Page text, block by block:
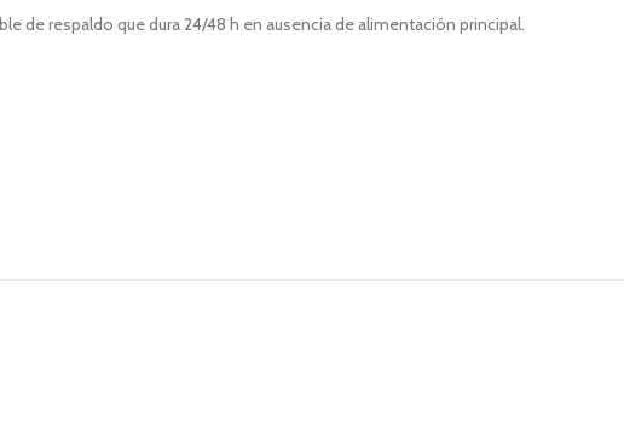
de respaldo que dura 24/48 h en ausencia de alimentación principal.